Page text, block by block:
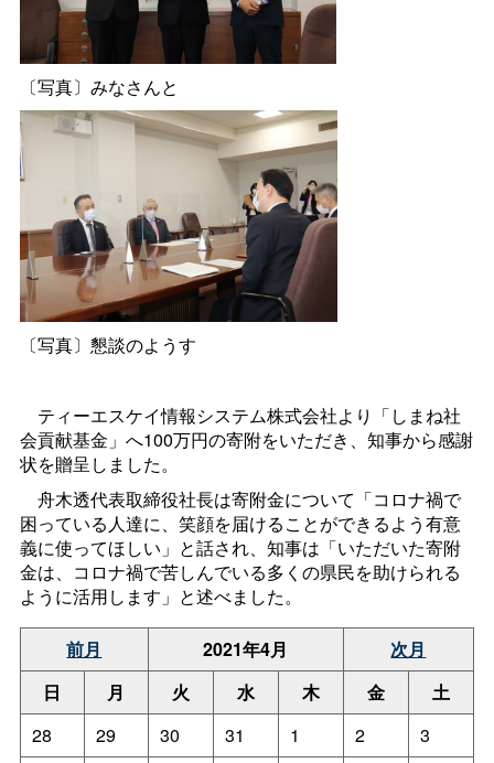
〔写真〕みなさんと
〔写真〕懇談のようす
ティーエスケイ情報システム株式会社より「しまね社
会貢献基金」へ100万円の寄附をいただき、知事から感謝
状を贈呈しました。
舟木透代表取締役社長は寄附金について「コロナ禍で
困っている人達に、笑顔を届けることができるよう有意
義に使ってほしい」と話され、知事は「いただいた寄附
金は、コロナ禍で苦しんでいる多くの県民を助けられる
ように活用します」と述べました。
前月 2021年4月
次月
日
月 火 水 木 金
土
28
29 30 31 1 2
3